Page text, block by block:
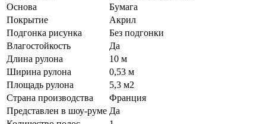
Основа
Бумага
Покрытие
Акрил
Подгонка рисунка
Без подгонки
Влагостойкость
Да
Длина рулона
10 м
Ширина рулона
0,53 м
Площадь рулона
5,3 м2
Страна производства
Франция
Представлен в шоу-руме Да